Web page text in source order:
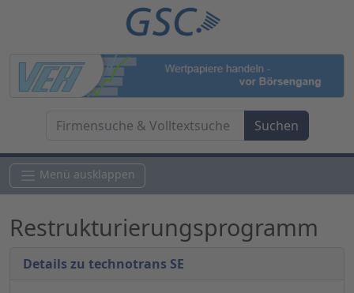
Menü ausklappen
Restrukturierungsprogramm
Details zu technotrans SE